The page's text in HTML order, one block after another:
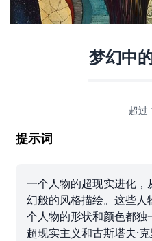
梦幻中
超过
提示词
一个人物的超现实进化
幻般的风格描绘。这些
个人物的形状和颜色都独
超现实主义和古斯塔夫·